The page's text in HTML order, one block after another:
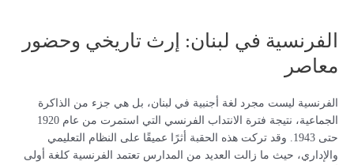
الفرنسية في لبنان: إرث تاريخي وحضور
معاصر
الفرنسية ليست مجرد لغة أجنبية في لبنان، بل هي جزء من الذاكرة
الجماعية، نتيجة فترة الانتداب الفرنسي التي استمرت من عام 1920
حتى 1943. وقد تركت هذه الحقبة أثرًا عميقًا على النظام التعليمي
والإداري، حيث ما زالت العديد من المدارس تعتمد الفرنسية كلغة أولى